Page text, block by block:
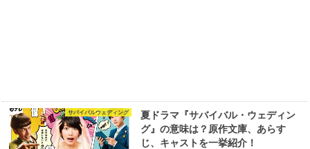
サバイバルウェディング
夏ドラマ『サバイバル・ウェディン
グ』の意味は？原作文庫、あらす
じ、キャストを一挙紹介！